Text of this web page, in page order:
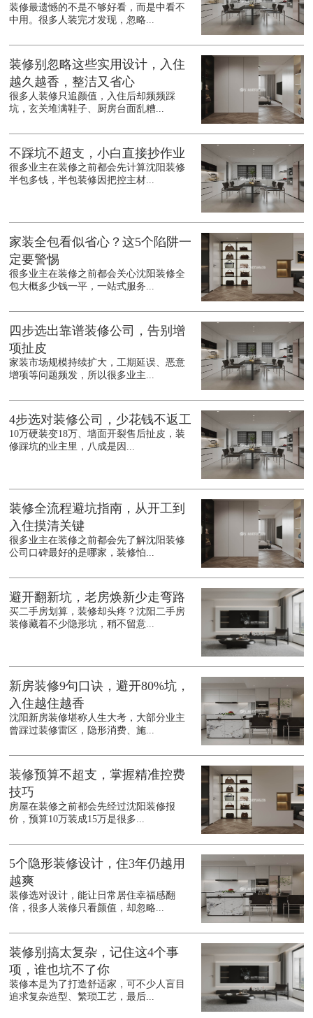
装修最遗憾的不是不够好看，而是中看不
中用。很多人装完才发现，忽略...
装修别忽略这些实用设计，入住
越久越香，整洁又省心
很多人装修只追颜值，入住后却频频踩
坑，玄关堆满鞋子、厨房台面乱糟...
不踩坑不超支，小白直接抄作业
很多业主在装修之前都会先计算沈阳装修
半包多钱，半包装修因把控主材...
家装全包看似省心？这5个陷阱一
定要警惕
很多业主在装修之前都会关心沈阳装修全
包大概多少钱一平，一站式服务...
四步选出靠谱装修公司，告别增
项扯皮
家装市场规模持续扩大，工期延误、恶意
增项等问题频发，所以很多业主...
4步选对装修公司，少花钱不返工
10万硬装变18万、墙面开裂售后扯皮，装
修踩坑的业主里，八成是因...
装修全流程避坑指南，从开工到
入住摸清关键
很多业主在装修之前都会先了解沈阳装修
公司口碑最好的是哪家，装修怕...
避开翻新坑，老房焕新少走弯路
买二手房划算，装修却头疼？沈阳二手房
装修藏着不少隐形坑，稍不留意...
新房装修9句口诀，避开80%坑，
入住越住越香
沈阳新房装修堪称人生大考，大部分业主
曾踩过装修雷区，隐形消费、施...
装修预算不超支，掌握精准控费
技巧
房屋在装修之前都会先经过沈阳装修报
价，预算10万装成15万是很多...
5个隐形装修设计，住3年仍越用
越爽
装修选对设计，能让日常居住幸福感翻
倍，很多人装修只看颜值，却忽略...
装修别搞太复杂，记住这4个事
项，谁也坑不了你
装修本是为了打造舒适家，可不少人盲目
追求复杂造型、繁琐工艺，最后...